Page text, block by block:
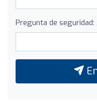
Pregunta de